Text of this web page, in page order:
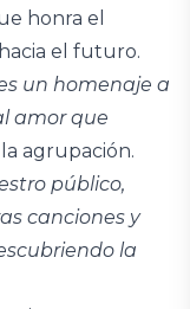
honra el
el futuro.
un homenaje a
amor que
la agrupación.
público,
canciones y
la